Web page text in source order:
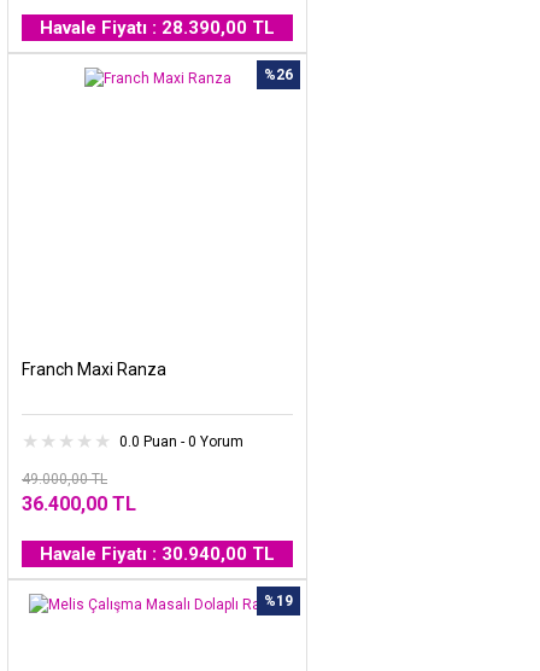
Havale Fiyatı : 28.390,00 TL
%26
Franch Maxi Ranza
0.0 Puan - 0 Yorum
49.000,00 TL
36.400,00 TL
Havale Fiyatı : 30.940,00 TL
%19